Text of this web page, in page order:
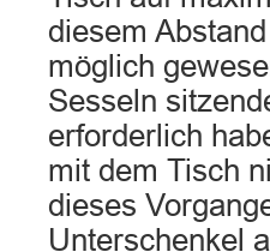
diesem
möglich
Sesseln
erforderlich
mit dem Tisch
dieses
Unterschenkel